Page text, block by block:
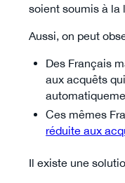
soient soumis à la
Aussi, on peut
Des Français
aux acquêts
Ces mêmes
réduite aux
Il existe une